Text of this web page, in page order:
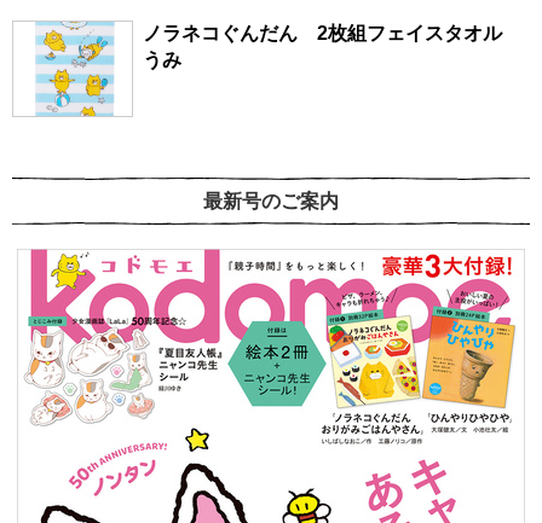
ノラネコぐんだん 2枚組フェイスタオル
うみ
最新号のご案内